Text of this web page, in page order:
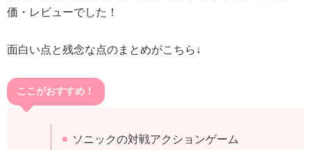
価・レビューでした！
面白い点と残念な点のまとめがこちら↓
ここがおすすめ！
ソニックの対戦アクションゲーム